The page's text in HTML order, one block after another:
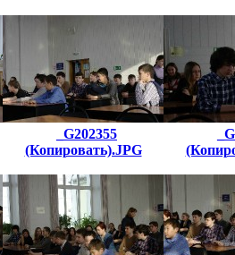
_G202355
(Копировать).JPG